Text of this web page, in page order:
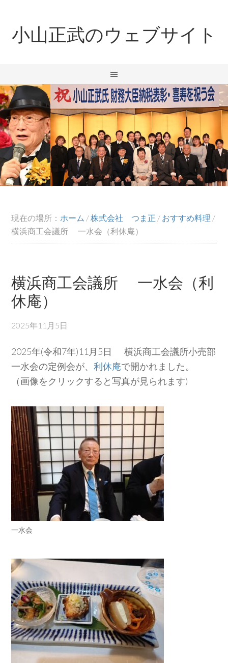
小山正武のウェブサイト
現在の場所： ホーム /株式会社 つま正 / おすすめ料理 /
横浜商工会議所 一水会（利休庵）
横浜商工会議所 一水会（利
休庵）
2025年11月5日
2025年(令和7年)11月5日 横浜商工会議所小売部
一水会の定例会が、利休庵で開かれました。
（画像をクリックすると写真が見られます)
一水会